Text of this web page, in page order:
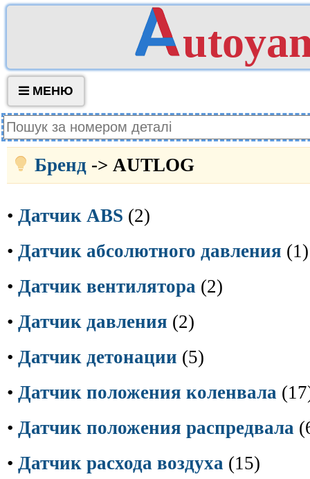
МЕНЮ
Бренд -> AUTLOG
• Датчик ABS (2)
• Датчик абсолютного давления (1)
• Датчик вентилятора (2)
• Датчик давления (2)
• Датчик детонации (5)
• Датчик положения коленвала
• Датчик положения распредвала
• Датчик расхода воздуха (15)